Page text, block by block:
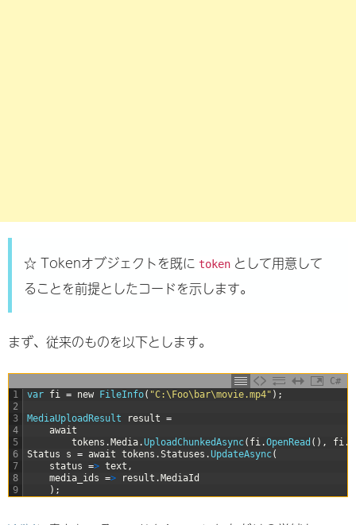
☆ Tokenオブジェクトを既に token として用意して
ることを前提としたコードを示します。
まず、従来のものを以下とします。
C#
1
2
3
4
5
6
7
8
9
var fi = new FileInfo( "C:\Foo\bar\movie.mp4" ) ;
MediaUploadResult result =
await
tokens . Media.UploadChunkedAsync( fi.OpenRead ( ) , fi.
Status
s = await tokens .Statuses .UpdateAsync(
status => text ,
media_ids => result . MediaId
) ;